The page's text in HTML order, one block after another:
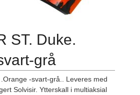
ST. Duke.
grå
-svart-grå.. Leveres med
Solvisir. Ytterskall i multiaksial